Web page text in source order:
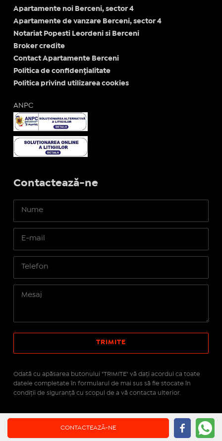
CONTACTEAZĂ-NE
Apartamente noi Berceni, sector 4
Apartamente de vanzare Berceni, sector 4
Notariat Popesti Leordeni si Berceni
Broker credite
Contact Apartamente Berceni
Politica de confidențialitate
Politica privind utilizarea cookies
ANPC
Contactează-ne
Odată cu apăsarea butonului "TRIMITE" vă daţi acordul ca toate
datele completate în formularul de mai sus să fie stocate în
condiţii de siguranţă cu scopul de a vă contacta ulterior.
IMOPEDIA.ro - Anunțuri
pe tehnologie Real Manager - CRM Imobiliar